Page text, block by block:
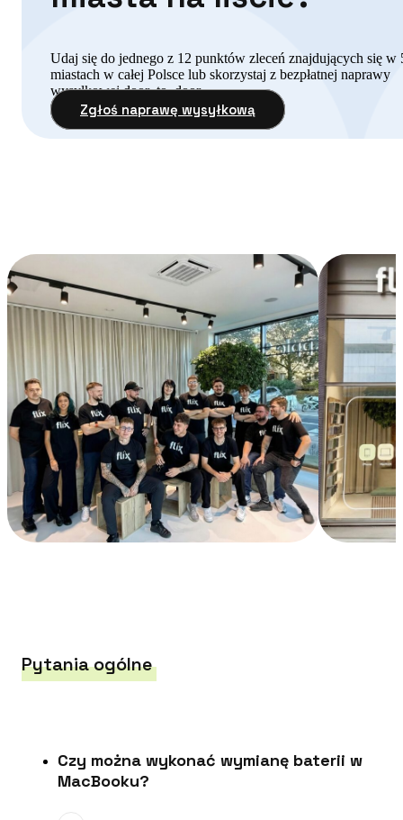
Udaj się do jednego z 12 punktów zleceń znajdujących się w
miastach w całej Polsce lub skorzystaj z bezpłatnej naprawy
wysyłkowej door–to–door.
Zgłoś naprawę wysyłkową
Pytania ogólne
Czy można wykonać wymianę baterii w
MacBooku?